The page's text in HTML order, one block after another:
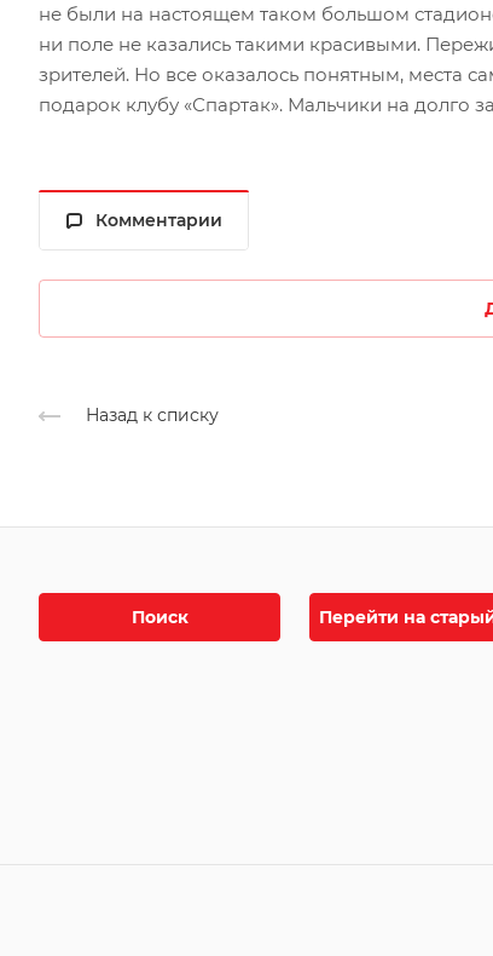
не были на настоящем таком большом
ни поле не казались такими красивыми.
зрителей. Но все оказалось понятным, места
подарок клубу «Спартак». Мальчики на долго
Комментарии
Назад к списку
Поиск Перейти на